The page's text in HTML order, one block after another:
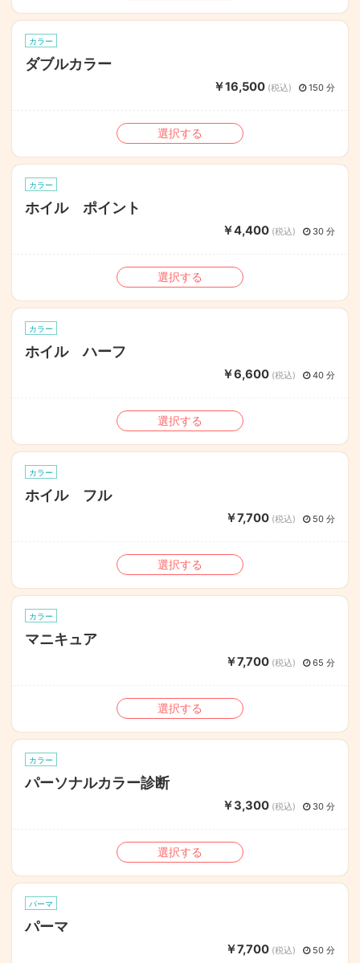
カラー
ダブルカラー
￥16,500 (税込) 150 分
選択する
カラー
ホイル ポイント
￥4,400 (税込) 30 分
選択する
カラー
ホイル ハーフ
￥6,600 (税込) 40 分
選択する
カラー
ホイル フル
￥7,700 (税込) 50 分
選択する
カラー
マニキュア
￥7,700 (税込) 65 分
選択する
カラー
パーソナルカラー診断
￥3,300 (税込) 30 分
選択する
パーマ
パーマ
￥7,700 (税込) 50 分